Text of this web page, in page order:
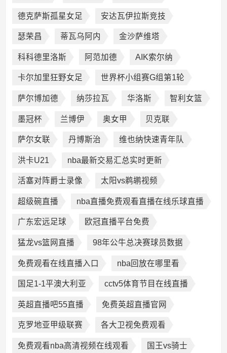
德克萨斯孤星女足 安达瓦伊拉斯竞技
瑟荣昌 蒂瓦乌阿内 金沙萨维塔
科科德里洛斯 阿范加德 AIK索尔纳
卡尔加里狂野女足 世界杯小组赛G组第1轮
萨尔博加德 纳莎拉瓦 华洛斯 智利女篮
墨冠杯 兰博伊 奥女甲 贝克联
萨尔女联 丹博斯治 维也纳快速青年队
洪卡U21 nba最新交易汇总实时更新
活塞对阵爵士录像 太阳vs鹈鹕视频
超级碗直播 nba直播免费观看直播在线乐球直播
广东宏远足球 欧冠直播平台免费
猛龙vs篮网直播 98年公牛总决赛球员数据
免费观看在线直播入口 nba回放在哪里看
国足1-1平澳大利亚 cctv5体育节目在线直播
英超直播吧55直播 免费英超直播官网
克罗地亚甲级联赛 各大卫视免费观看
免费观看nba高清视频在线观看 国王vs骑士